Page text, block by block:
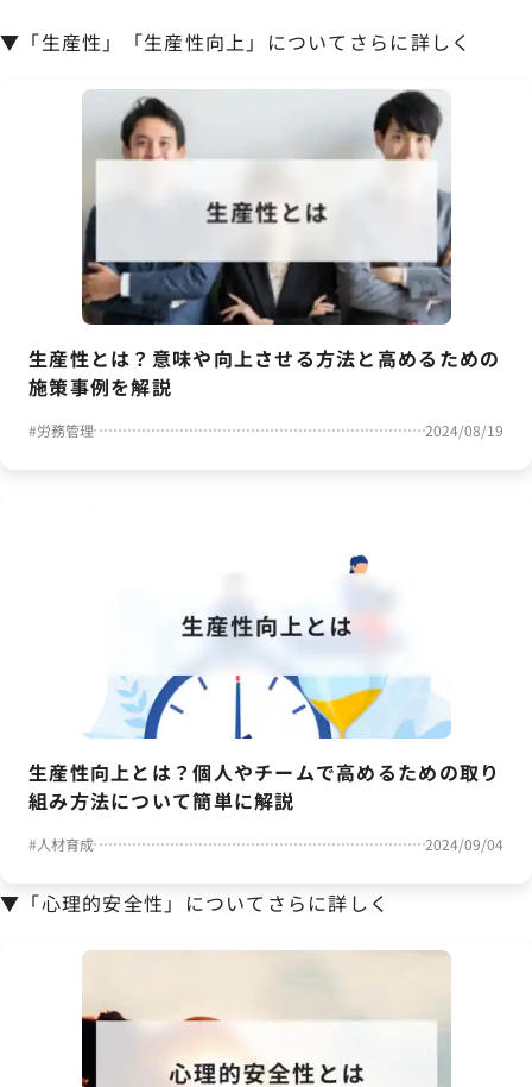
▼「生産性」「生産性向上」についてさらに詳しく
生産性とは？意味や向上させる方法と高めるための
施策事例を解説
#労務管理 2024/08/19
生産性向上とは？個人やチームで高めるための取り
組み方法について簡単に解説
#人材育成 2024/09/04
▼「心理的安全性」についてさらに詳しく